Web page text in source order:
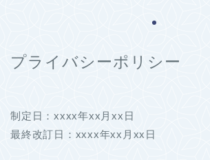
プライバシーポリシー
制定日：xxxx年xx月xx日
最終改訂日：xxxx年xx月xx日